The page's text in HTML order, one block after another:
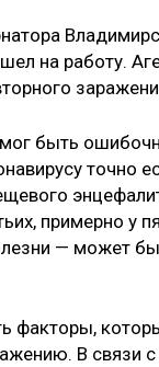
на работу.
быть
точно
примерно у
— может
факторы,
В связи